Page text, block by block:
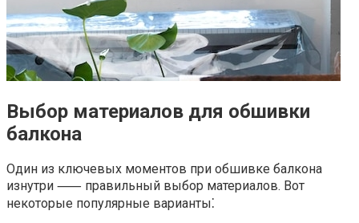
Выбор материалов для обшивки
балкона
Один из ключевых моментов при обшивке балкона
изнутри ⸺ правильный выбор материалов.​ Вот
некоторые популярные варианты⁚